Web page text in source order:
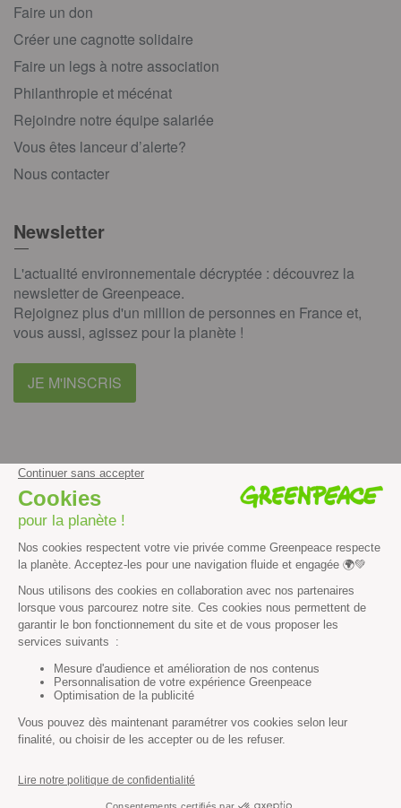
Faire un don
Créer une cagnotte solidaire
Faire un legs à notre association
Philanthropie et mécénat
Rejoindre notre équipe salariée
Vous êtes lanceur d’alerte?
Nous contacter
Newsletter
L'actualité environnementale décryptée : découvrez la
newsletter de Greenpeace.
Rejoignez plus d'un million de personnes en France et,
vous aussi, agissez pour la planète !
JE M'INSCRIS
instagramyoutube
Contenus et propriété intellectuelle
Mentions légales
Politique de confidentialité
Les autres sites de Greenpeace
dans le monde
Cliquez-ici pour modifier vos préférences en matière de cookies
Greenpeace
Tel : 01 80 96 96 96